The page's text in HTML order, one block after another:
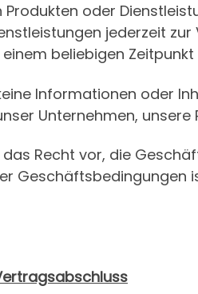
Produkten oder
jederzeit
beliebigen Zeitpunkt
Informationen oder
Unternehmen,
Recht vor, die
Geschäftsbedingungen